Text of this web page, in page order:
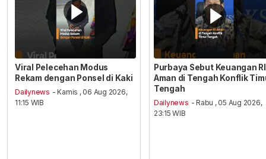
Viral Pelecehan Modus
Rekam dengan Ponsel di Kaki
Dailynews - Kamis , 06 Aug 2026,
11:15 WIB
Purbaya Sebut Keuangan RI
Aman di Tengah Konflik
Tengah
Dailynews - Rabu , 05 Aug 2026,
23:15 WIB